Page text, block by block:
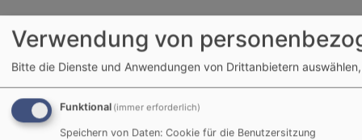
Verwendung von
Bitte die Dienste und Anwendungen von Drittanbietern
Funktional (immer erforderlich)
Speichern von Daten: Cookie für die Benutzersitzung